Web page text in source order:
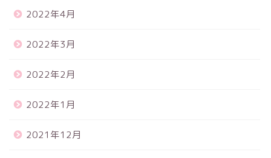
2022年4月
2022年3月
2022年2月
2022年1月
2021年12月